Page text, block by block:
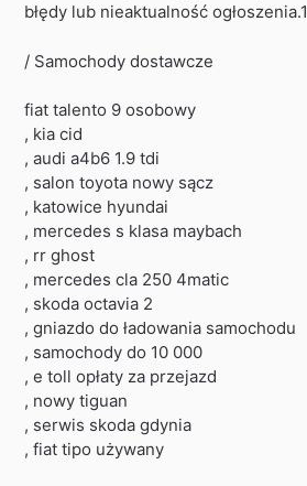
błędy lub nieaktualność ogłoszenia.1
/ Samochody dostawcze
fiat talento 9 osobowy
, kia cid
, audi a4b6 1.9 tdi
, salon toyota nowy sącz
, katowice hyundai
, mercedes s klasa maybach
, rr ghost
, mercedes cla 250 4matic
, skoda octavia 2
, gniazdo do ładowania samochodu
, samochody do 10 000
, e toll opłaty za przejazd
, nowy tiguan
, serwis skoda gdynia
, fiat tipo używany